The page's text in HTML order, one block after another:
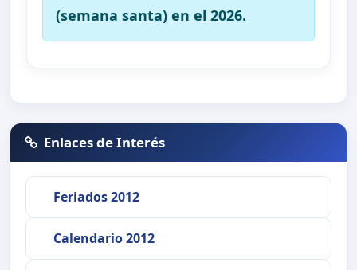
(semana santa) en el 2026.
Enlaces de Interés
Feriados 2012
Calendario 2012